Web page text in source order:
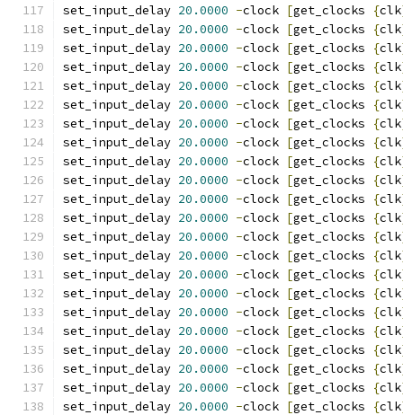
set_input_delay 20.0000 -clock [get_clocks {clk
set_input_delay 20.0000 -clock [get_clocks {clk
set_input_delay 20.0000 -clock [get_clocks {clk
set_input_delay 20.0000 -clock [get_clocks {clk
set_input_delay 20.0000 -clock [get_clocks {clk
set_input_delay 20.0000 -clock [get_clocks {clk
set_input_delay 20.0000 -clock [get_clocks {clk
set_input_delay 20.0000 -clock [get_clocks {clk
set_input_delay 20.0000 -clock [get_clocks {clk
set_input_delay 20.0000 -clock [get_clocks {clk
set_input_delay 20.0000 -clock [get_clocks {clk
set_input_delay 20.0000 -clock [get_clocks {clk
set_input_delay 20.0000 -clock [get_clocks {clk
set_input_delay 20.0000 -clock [get_clocks {clk
set_input_delay 20.0000 -clock [get_clocks {clk
set_input_delay 20.0000 -clock [get_clocks {clk
set_input_delay 20.0000 -clock [get_clocks {clk
set_input_delay 20.0000 -clock [get_clocks {clk
set_input_delay 20.0000 -clock [get_clocks {clk
set_input_delay 20.0000 -clock [get_clocks {clk
set_input_delay 20.0000 -clock [get_clocks {clk
set_input_delay 20.0000 -clock [get_clocks {clk